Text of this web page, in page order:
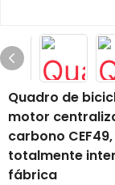
Quadro de
motor
carbono
totalmente
fábrica